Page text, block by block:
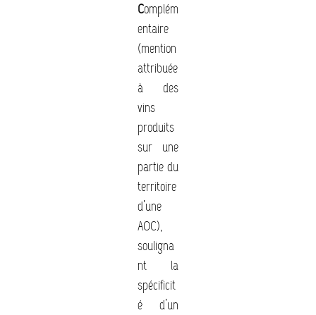
Complém
entaire
(mention
attribuée
à des
vins
produits
sur une
partie du
territoire
d’une
AOC),
souligna
nt la
spécificit
é d’un